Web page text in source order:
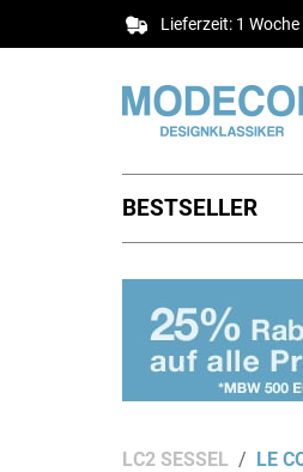
Lieferzeit: 1 Woche
BESTSELLER
LC2 SESSEL LE